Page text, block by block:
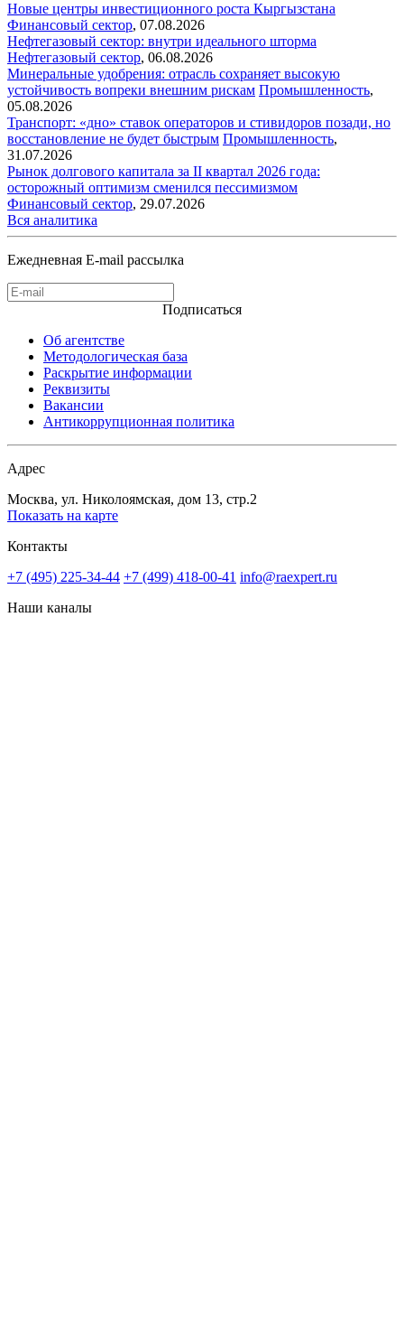
Новые центры инвестиционного роста Кыргызстана
Финансовый сектор, 07.08.2026
Нефтегазовый сектор: внутри идеального шторма
Нефтегазовый сектор, 06.08.2026
Минеральные удобрения: отрасль сохраняет высокую
устойчивость вопреки внешним рискам Промышленность,
05.08.2026
Транспорт: «дно» ставок операторов и стивидоров позади, но
восстановление не будет быстрым Промышленность,
31.07.2026
Рынок долгового капитала за II квартал 2026 года:
осторожный оптимизм сменился пессимизмом
Финансовый сектор, 29.07.2026
Вся аналитика
Ежедневная E-mail рассылка
Подписаться
Об агентстве
Методологическая база
Раскрытие информации
Реквизиты
Вакансии
Антикоррупционная политика
Адрес
Москва, ул. Николоямская, дом 13, стр.2
Показать на карте
Контакты
+7 (495) 225-34-44 +7 (499) 418-00-41 info@raexpert.ru
Наши каналы